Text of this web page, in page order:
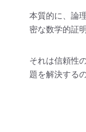
本質的に、論
密な数学的証
それは信頼性
題を解決する